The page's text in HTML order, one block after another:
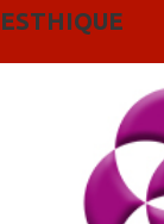
ESTHIQUE